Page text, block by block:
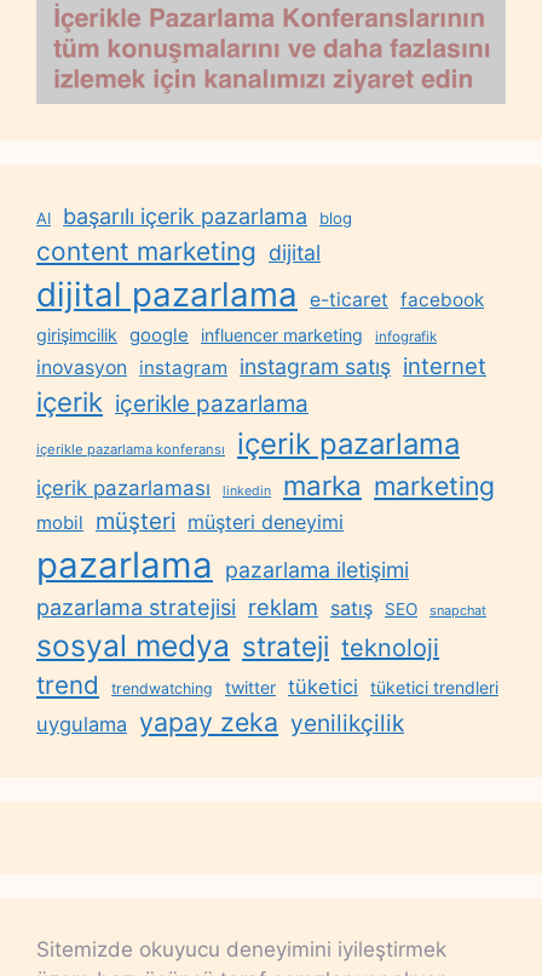
AI başarılı içerik pazarlama blog
content marketing dijital
dijital pazarlama e-ticaret facebook
girişimcilik google influencer marketing infografik
inovasyon instagram instagram satış internet
içerik içerikle pazarlama
içerikle pazarlama konferansı içerik pazarlama
içerik pazarlaması linkedin marka marketing
mobil müşteri müşteri deneyimi
pazarlama
pazarlama iletişimi
pazarlama stratejisi reklam satış SEO snapchat
sosyal medya strateji teknoloji
trend trendwatching twitter tüketici tüketici trendleri
uygulama yapay zeka yenilikçilik
Sitemizde okuyucu deneyimini iyileştirmek